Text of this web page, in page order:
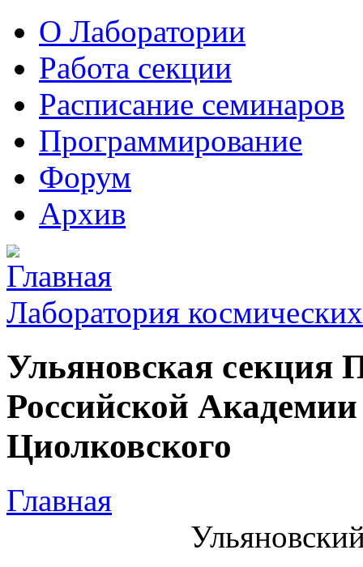
О Лаборатории
Работа секции
Расписание семинаров
Программирование
Форум
Архив
Лаборатория
Ульяновская секция
Российской
Циолковского
Главная